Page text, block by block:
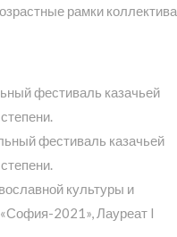
рамки коллектива
фестиваль казачьей
фестиваль казачьей
культуры и
2021», Лауреат I